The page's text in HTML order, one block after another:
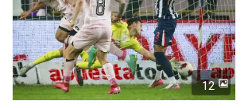
12